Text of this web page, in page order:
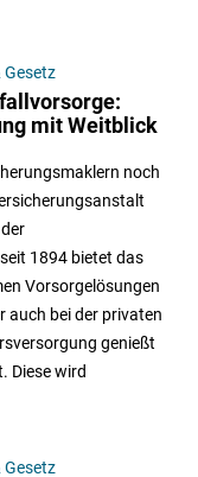
Gesetz
mit Weitblick
noch
1894 bietet das
Vorsorgelösungen
auch bei der privaten
genießt
Diese wird
Gesetz